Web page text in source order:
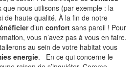
que nous utilisons (par exemple : la
de haute qualité. À la fin de notre
d’un confort sans pareil ! Pour
vous n’avez pas à vous en faire.
au sein de votre habitat vous
energie. En ce qui concerne le